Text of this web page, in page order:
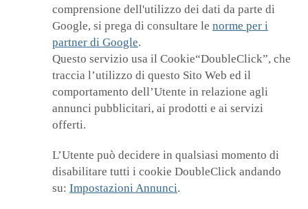
comprensione dell'utilizzo dei dati da parte di
Google, si prega di consultare le norme per i
partner di Google.
Questo servizio usa il Cookie“DoubleClick”, che
traccia l’utilizzo di questo Sito Web ed il
comportamento dell’Utente in relazione agli
annunci pubblicitari, ai prodotti e ai servizi
offerti.
L’Utente può decidere in qualsiasi momento di
disabilitare tutti i cookie DoubleClick andando
su: Impostazioni Annunci.